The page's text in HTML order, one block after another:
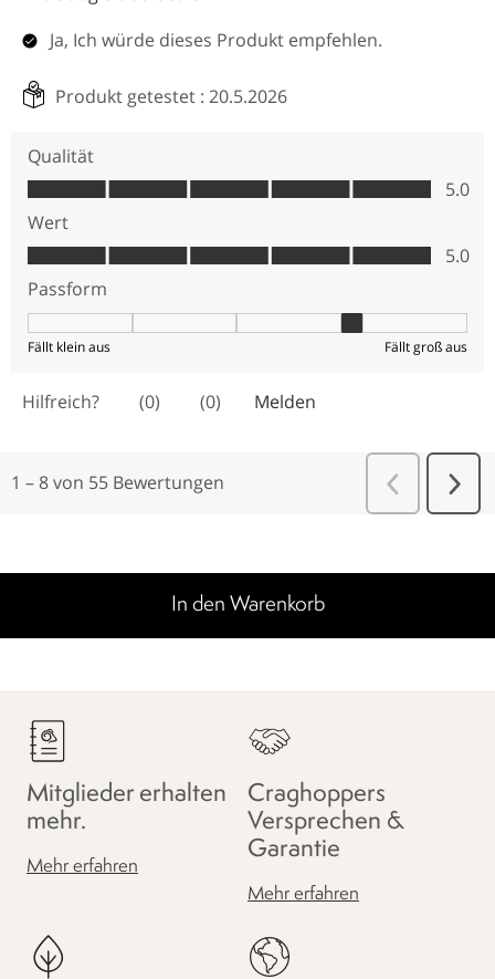
In den Warenkorb
Mitglieder erhalten
mehr.
Mehr erfahren
Craghoppers
Versprechen &
Garantie
Mehr erfahren